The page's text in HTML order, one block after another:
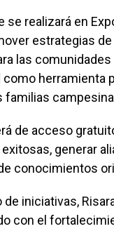
se realizará en
estrategias
las
herramienta
familias
de acceso
generar
conocimientos
de iniciativas,
con el